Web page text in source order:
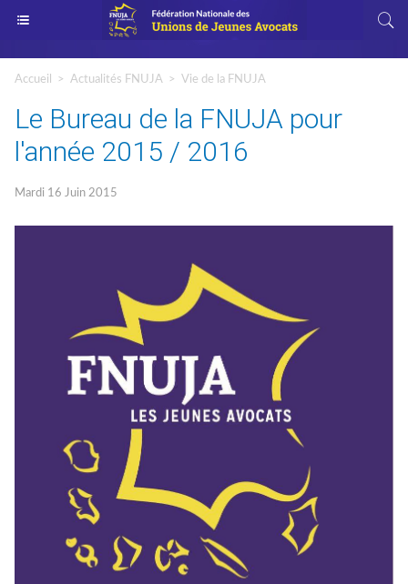
Accueil > Actualités FNUJA > Vie de la FNUJA
Le Bureau de la FNUJA pour
l'année 2015 / 2016
Mardi 16 Juin 2015